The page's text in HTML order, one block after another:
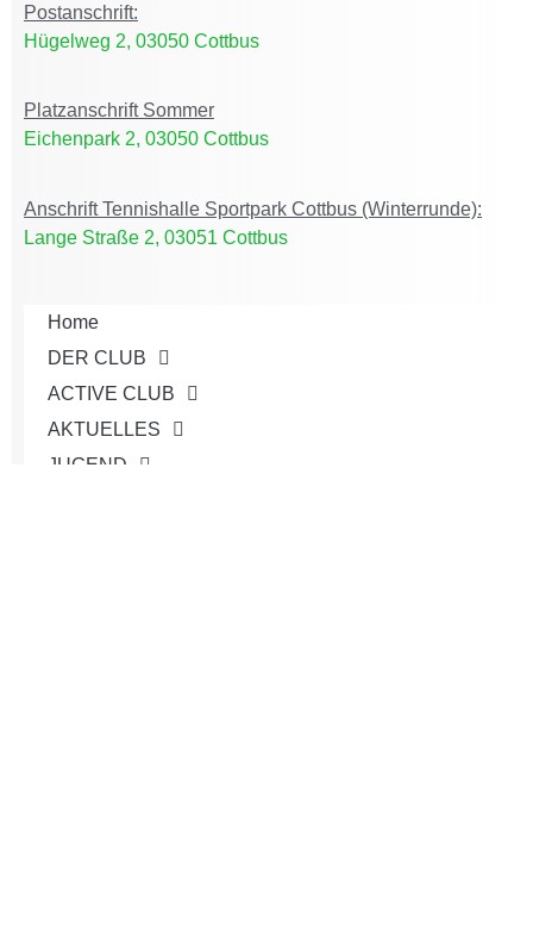
Postanschrift:
Hügelweg 2, 03050 Cottbus
Platzanschrift Sommer
Eichenpark 2, 03050 Cottbus
Anschrift Tennishalle Sportpark Cottbus (Winterrunde):
Lange Straße 2, 03051 Cottbus
Home
DER CLUB
ACTIVE CLUB
AKTUELLES
JUGEND